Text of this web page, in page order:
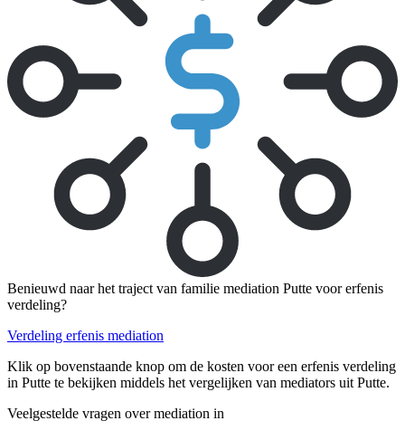
Benieuwd naar het traject van familie mediation Putte voor erfenis
verdeling?
Verdeling erfenis mediation
Klik op bovenstaande knop om de kosten voor een erfenis verdeling
in Putte te bekijken middels het vergelijken van mediators uit Putte.
Veelgestelde vragen over mediation in